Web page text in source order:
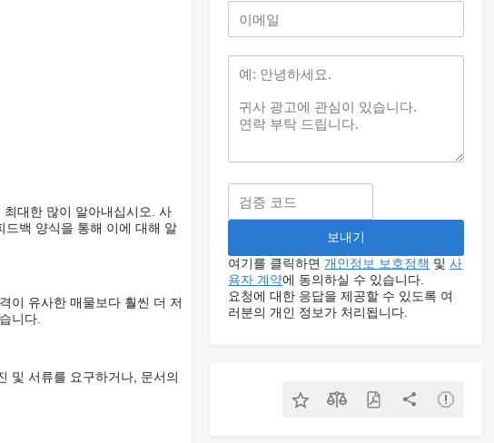
대한 많이 알아내십시오. 사
드백 양식을 통해 이에 대해 알
이 유사한 매물보다 훨씬 더 저
니다.
및 서류를 요구하거나, 문서의
여기를 클릭하면 개인정보 보호정책 및사
용자 계약에 동의하실 수 있습니다.
요청에 대한 응답을 제공할 수 있도록 여
러분의 개인 정보가 처리됩니다.